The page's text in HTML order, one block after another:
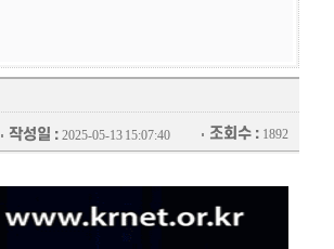
작성일 : 2025-05-13 15:07:40 조회수 : 1892